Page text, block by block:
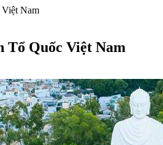
Nam
Tổ Quốc Việt Nam